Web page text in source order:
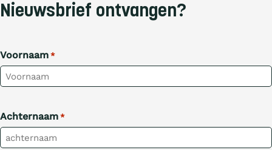
Nieuwsbrief ontvangen?
Voornaam *
Achternaam *